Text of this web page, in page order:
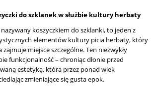
do szklanek w służbie kultury herbaty
koszyczkiem do szklanki, to jeden z
elementów kultury picia herbaty, który
miejsce szczególne. Ten niezwykły
funkcjonalność – chroniąc dłonie przed
estetyką, która przez ponad wiek
zmieniające się gusta epok.